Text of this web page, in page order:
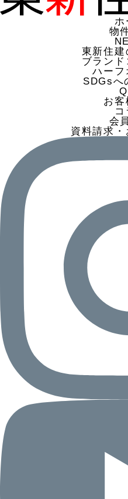
ホ
物
東新住建
ブランド
ハーフ
SDGsへ
お客
コ
会
資料請求